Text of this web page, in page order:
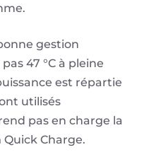
gestion
47 °C à pleine
est répartie
utilisés
pas en charge la
Charge.